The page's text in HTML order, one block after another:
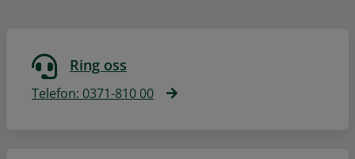
Ring oss
Telefon: 0371-810 00